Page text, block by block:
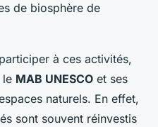
de biosphère de
à ces activités,
le MAB UNESCO et ses
naturels. En effet,
sont souvent réinvestis